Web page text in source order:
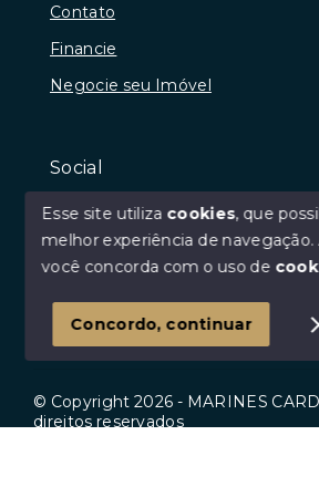
Contato
Financie
Negocie seu Imóvel
Social
Facebook
Youtube
© Copyright 2026 - MARINES
direitos reservados
Esse site utiliza cookies, que
melhor experiência de navegação.
você concorda com o uso de
Concordo, continuar